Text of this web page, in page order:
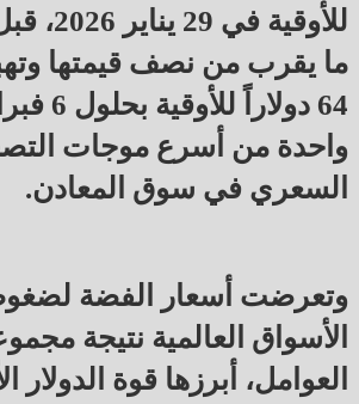
للأوقية في
ما يقرب من نصف قيمتها
64 دولاراً
واحدة من أسرع موجات
السعري في سوق المعادن.
وتعرضت أسعار الفضة
الأسواق العالمية نتيجة
العوامل، أبرزها قوة الدولار